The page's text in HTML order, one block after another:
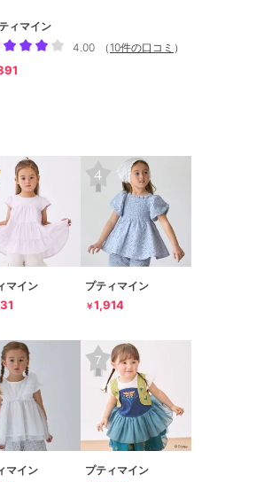
ィマイン
4.00
（ 10件の口コミ ）
マイン プティマイン
￥1,914
マイン プティマイン